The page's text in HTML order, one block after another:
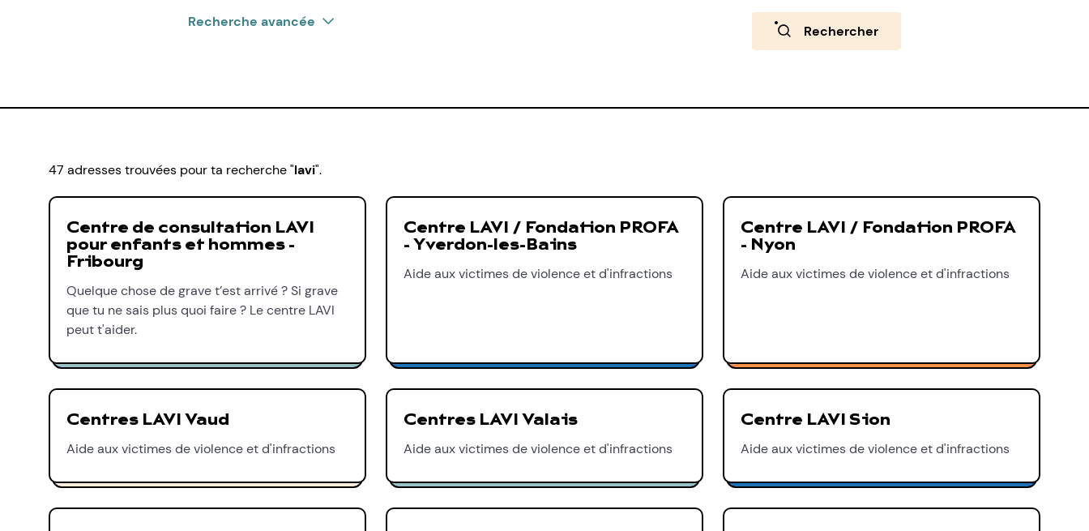
Recherche avancée
Rechercher
47 adresses trouvées pour ta recherche "lavi".
Centre de consultation LAVI
pour enfants et hommes -
Fribourg
Quelque chose de grave t’est arrivé ? Si grave
que tu ne sais plus quoi faire ? Le centre LAVI
peut t'aider.
Centre LAVI / Fondation PROFA
- Yverdon-les-Bains
Aide aux victimes de violence et d'infractions
Centre LAVI / Fondation PROFA
- Nyon
Aide aux victimes de violence et d'infractions
Centres LAVI Vaud
Aide aux victimes de violence et d'infractions
Centres LAVI Valais
Aide aux victimes de violence et d'infractions
Centre LAVI Sion
Aide aux victimes de violence et d'infractions